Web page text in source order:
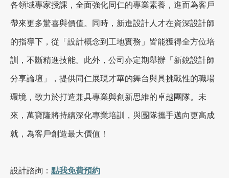
各領域專家授課，全面強化同仁的專業素養，進而為客戶
帶來更多驚喜與價值。同時，新進設計人才在資深設計師
的指導下，從「設計概念到工地實務」皆能獲得全方位培
訓，不斷精進技能。此外，公司亦定期舉辦「新銳設計師
分享論壇」，提供同仁展現才華的舞台與具挑戰性的職場
環境，致力於打造兼具專業與創新思維的卓越團隊。未
來，萬寶隆將持續深化專業培訓，與團隊攜手邁向更高成
就，為客戶創造最大價值！
設計諮詢： 點我免費預約